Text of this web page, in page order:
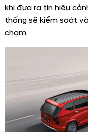
khi đưa ra tín hiệu
thống sẽ kiểm soát
chạm